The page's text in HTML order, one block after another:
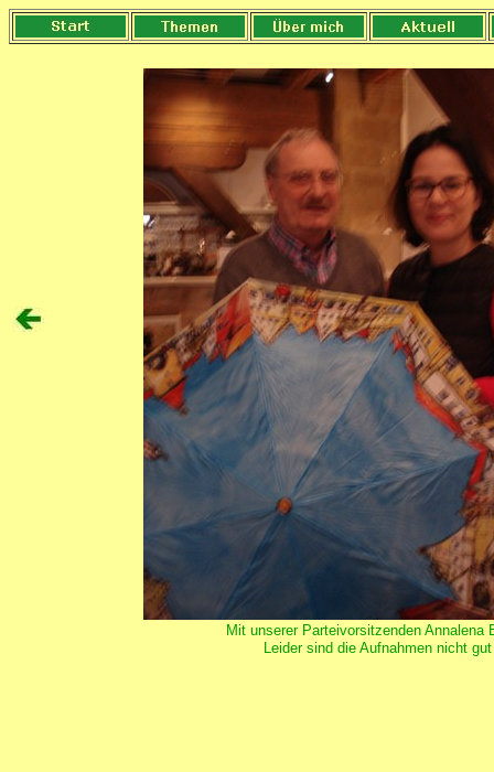
Mit unserer Parteivorsitzenden
Leider sind die Aufnahmen nicht